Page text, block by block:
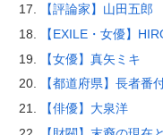
【評論家】山田五郎
【EXILE・女優】
【女優】真矢ミキ
【都道府県】長者番
【俳優】大泉洋